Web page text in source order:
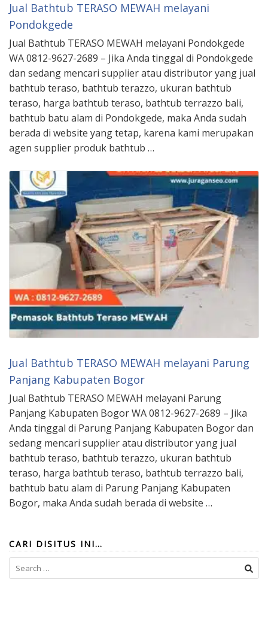
Jual Bathtub TERASO MEWAH melayani
Pondokgede
Jual Bathtub TERASO MEWAH melayani Pondokgede
WA 0812-9627-2689 – Jika Anda tinggal di Pondokgede
dan sedang mencari supplier atau distributor yang jual
bathtub teraso, bathtub terazzo, ukuran bathtub
teraso, harga bathtub teraso, bathtub terrazzo bali,
bathtub batu alam di Pondokgede, maka Anda sudah
berada di website yang tetap, karena kami merupakan
agen supplier produk bathtub …
Jual Bathtub TERASO MEWAH melayani Parung
Panjang Kabupaten Bogor
Jual Bathtub TERASO MEWAH melayani Parung
Panjang Kabupaten Bogor WA 0812-9627-2689 – Jika
Anda tinggal di Parung Panjang Kabupaten Bogor dan
sedang mencari supplier atau distributor yang jual
bathtub teraso, bathtub terazzo, ukuran bathtub
teraso, harga bathtub teraso, bathtub terrazzo bali,
bathtub batu alam di Parung Panjang Kabupaten
Bogor, maka Anda sudah berada di website …
CARI DISITUS INI…
for: